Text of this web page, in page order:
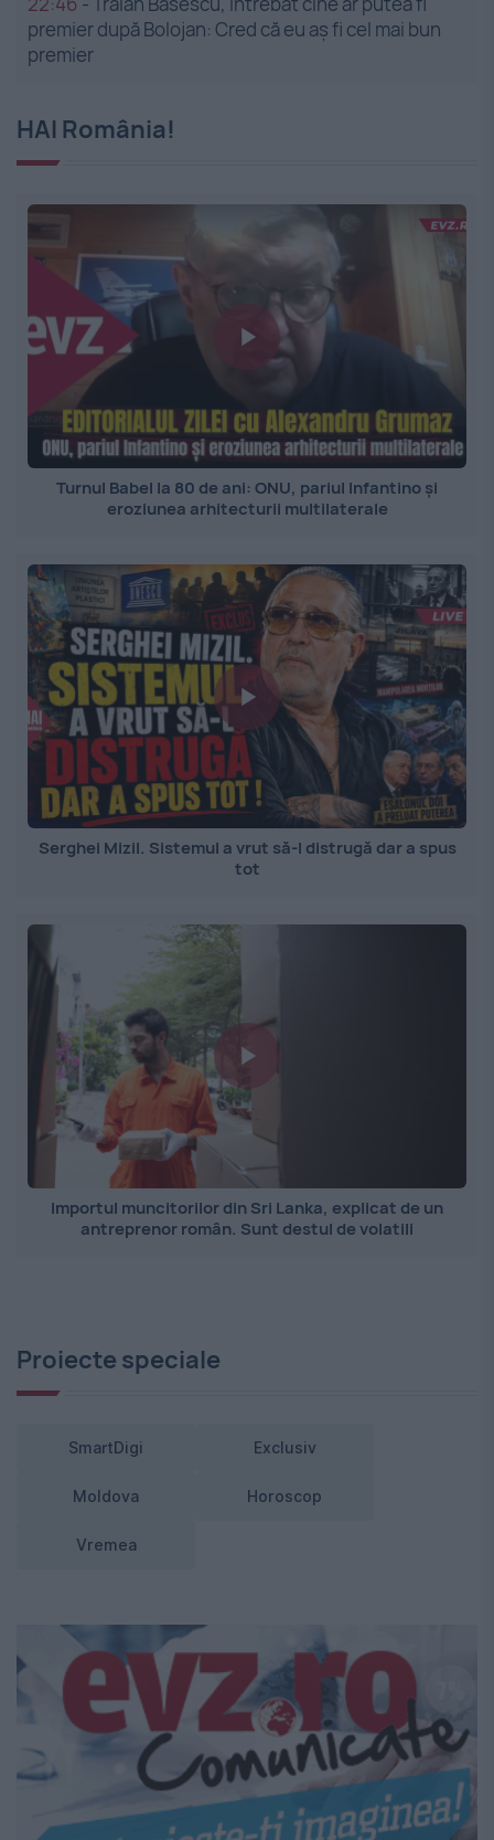
premier după Bolojan: Cred că eu aș fi cel mai bun
premier
HAI România!
Turnul Babel la 80 de ani: ONU, pariul Infantino și
eroziunea arhitecturii multilaterale
Serghei Mizil. Sistemul a vrut să-l distrugă dar a spus
tot
Importul muncitorilor din Sri Lanka, explicat de un
antreprenor român. Sunt destul de volatili
Proiecte speciale
SmartDigi Exclusiv
Moldova Horoscop
Vremea